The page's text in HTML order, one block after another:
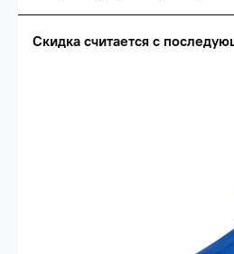
Скидка считается с